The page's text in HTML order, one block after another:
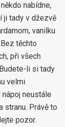
nabídne,
ji tady v džezvě
vanilku
těchto
při všech
li si tady
velmi
neustále
stranu. Právě to
pozor.